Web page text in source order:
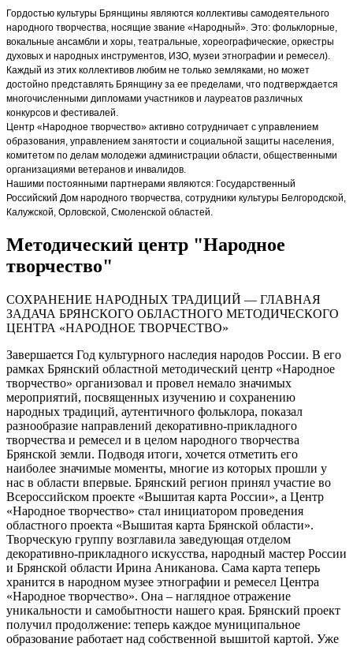
Гордостью культуры Брянщины являются коллективы самодеятельного
народного творчества, носящие звание «Народный». Это: фольклорные,
вокальные ансамбли и хоры, театральные, хореографические, оркестры
духовых и народных инструментов, ИЗО, музеи этнографии и ремесел).
Каждый из этих коллективов любим не только земляками, но может
достойно представлять Брянщину за ее пределами, что подтверждается
многочисленными дипломами участников и лауреатов различных
конкурсов и фестивалей.
Центр «Народное творчество» активно сотрудничает с управлением
образования, управлением занятости и социальной защиты населения,
комитетом по делам молодежи администрации области, общественными
организациями ветеранов и инвалидов.
Нашими постоянными партнерами являются: Государственный
Российский Дом народного творчества, сотрудники культуры Белгородской,
Калужской, Орловской, Смоленской областей.
Методический центр "Народное
творчество"
СОХРАНЕНИЕ НАРОДНЫХ ТРАДИЦИЙ — ГЛАВНАЯ
ЗАДАЧА БРЯНСКОГО ОБЛАСТНОГО МЕТОДИЧЕСКОГО
ЦЕНТРА «НАРОДНОЕ ТВОРЧЕСТВО»
Завершается Год культурного наследия народов России. В его рамках Брянский областной методический центр «Народное творчество» организовал и провел немало значимых мероприятий, посвященных изучению и сохранению народных традиций, аутентичного фольклора, показал разнообразие направлений декоративно-прикладного творчества и ремесел и в целом народного творчества Брянской земли. Подводя итоги, хочется отметить его наиболее значимые моменты, многие из которых прошли у нас в области впервые. Брянский регион принял участие во Всероссийском проекте «Вышитая карта России», а Центр «Народное творчество» стал инициатором проведения областного проекта «Вышитая карта Брянской области». Творческую группу возглавила заведующая отделом декоративно-прикладного искусства, народный мастер России и Брянской области Ирина Аниканова. Сама карта теперь хранится в народном музее этнографии и ремесел Центра «Народное творчество». Она – наглядное отражение уникальности и самобытности нашего края. Брянский проект получил продолжение: теперь каждое муниципальное образование работает над собственной вышитой картой. Уже готовы карты Трубчевского и Гордеевского районов, начата работа в Комаричском районе. На будущий год каждый уголок Брянского края обретет очертания вышитых карт. В День славянской письменности и культуры на Славянской площади Брянска открылась фотовыставка традиционного народного костюма Брянской области. Большие информационные стенды с фотографиями комплексов традиционных народных костюмов Брянского, Карачевского, Брасовского, Севского, Унечского, Суражского, Гордеевского районов, Жуковского муниципального и Новозыбковского городского округов могли увидеть гости и жители нашего города. Такой формат – под открытым небом, да еще и с интерактивной составляющей, когда каждый желающий буквально в любое время суток мог отсканировать QR-код и прочитать информацию о представленном комплексе одежды, в Брянске, в этой тематике, прошел впервые. Это стало возможным благодаря реализации регионального проекта «Творческие люди» национального проекта «Культура». «Книгой года» в нашем регионе стала первая часть издания «Традиционный народный костюм Брянской области конца ХIX – начала ХХ века», над которой работали специалисты Центра «Народное творчество» и департамента культуры Брянской области. Также совместный проект Брянского центра казачьей культуры и Центра «Народное творчество» – видеоцикл «Потоканка. Лоскутное одеяло памяти» – стал победителем Всероссийского конкурса визуального творчества «Русь нарядная» Министерства культуры Российской Федерации. В Санкт-Петербурге презентовали Антологию народной культуры. В нее вошли обряды и праздники, эпические сказания, ремесла, промысловые, песенные и танцевальные традиции – ровно 100 объектов нематериального этнокультурного достояния народов России. В их числе – архаичный весенний обряд похорон стрелы Новозыбковского района Брянской области. Как отметила директор Государственного российского Дома народного творчества им. В.Д. Поленова Тамара Пуртова, создание такой антологии – одно из ключевых событий Года культурного наследия, объединившее всю страну, благодаря общей работе удалось представить и собрать воедино живое наследие. В этом году в нашем регионе состоялись сразу четыре фольклорно-этнографические экспедиции в девять районов области: Дубровский, Жуковский, Навлинский, Рогнединский, Унечский, Красногорский, Суражский, Клинцовский и Мглинский. В них приняли участие специалисты из Центра русского фольклора ГРДНТ имени В.Д. Поленова, кафедры истории русской музыки Московской государственной консерватории имени П.И. Чайковского и заведующий сектором традиционной народной культуры регионального Центра «Народное творчество» Иван Булаткин. В ходе экспедиции участники беседовали с настоящими носителями традиций, сделали аудио- и видеозаписи песен, календарных праздников, свадебных обрядов в локальных разновидностях. Весь собранный материал пополнит в том числе архив фольклорно-этнографической базы Центра «Народное творчество», а также войдет в федеральный реестр – государственную информационную систему, созданную в целях учета, сохранения и изучения традиционной народной культуры. Зафиксированные образцы не только сохраняются на различных аудионосителях, но и публикуются. В этом году изданы сразу два выпуска из серии «Антология фольклора Брянской области», посвященные певческой традиции Стародубского и Злынковского районов Брянской области, и буклет «Народные песни Стародубского района Брянской области К.Г. Свитовой». Издания дополнены аудиоприложениями, в которых песни звучат в том объеме и контексте, как их довелось услышать и запечатлеть для потомков фольклористам во время этнографических экспедиций. Уникальные исторические аудиозаписи дополнены описаниями, полевыми комментариями, песенными текстами и фотографиями. В совокупности эти документы образуют объемную музыкально-этнографическую картину одного из ярких периодов жизни самобытной народно-певческой традиции. Экземпляры изданий распространяются среди образовательных и культурно-досуговых учреждений нашей области для дальнейшего их включения в работу кружков и фольклорных ансамблей. Впервые на базе Дворца культуры БМЗ Центра «Народное творчество» состоялся зональный отборочный этап Всероссийского фестиваля-конкурса любительских творческих коллективов в рамках национального проекта «Культура». Среди победителей – заслуженный коллектив народного творчества, народный ансамбль танца «Калинка». Он стал первым лауреатом в нашем регионе одного из крупнейших мероприятий национального проекта «Культура». Принимающую сторону поблагодарили за организацию и радушный прием в дни работы фестиваля-конкурса, за профессионализм и доброжелательность всех специалистов, участвовавших в подготовке и проведении данного мероприятия. Единый День фольклора, новый праздник, направленный на сохранение, развитие и популяризацию традиционной народной культуры, ярко и широко прошел во всех уголках региона. Фестивали, концертные программы и тематически акции с участием фольклорных коллективов сел и деревень организовали культурнодосуговые учреждения на местах. Народные музеи и комнаты крестьянского быта подготовили детские игровые программы, основанные на устном народном творчестве. Кроме этого, гостей ждали встречи с народными исполнителями, мастер-классы, выставки и экскурсии. В этой связи хочется отдельно отметить важную роль культурно-досуговых учреждений Брянской области, которые всегда являются активными участниками всех фестивалей, конкурсов, праздников, проектов, выставок, семинаров и творческих лабораторий, организованных Центром «Народное творчество». Не стали исключением и три областных грантовых проекта, посвященные Году культурного наследия народов России, реализованные в рамках регионального проекта «Творческие люди» национального проекта «Культура». Коллективы – обладатели гран-при – на средства грантовой поддержки в свои культурно-досуговые учреждения приобрели новые музыкальные инструменты и костюмы, современное техническое оборудование. Все это мотивирует каждый творческий коллектив региона, побуждает принимать участие в будущих фестивалях-конкурсах, в результате с каждым годом растет качество программ конкурсантов, уровень выступлений. Ярким примером развития и сохранения интереса к народной культуре на местах стало открытие в Жуковке Центра народной культуры и ручного ткачества. Здесь постоянно проходят мастер-классы по овладению навыками ткачества, экскурсии, в ходе которых сотрудники Центра приобщают посетителей к истокам русской народной культуры. Проект Жуковского культурно-досугового центра «Под знаком ткачества» вначале стал победителем регионального этапа, а потом и Всероссийского ведомственного проекта Министерства культуры Российской Федерации «Дом культуры. Новый формат», подпроекта программы «Культурная инициатива». Заслуженную награду – диплом лауреата III степени – получила директор Жуковского культурно-досугового центра Наталья Белова. 1 декабря в Совете Федерации Федерального Собрания Российской Федерации прошла встреча председателя верхней палаты парламента В.И. Матвиенко с руководителями центров народного творчества, домов и дворцов культуры, деятелями культуры и искусства. Одним из выступающих стал Иван Булаткин, руководитель народного семейного фольклорного ансамбля «Горошины», лауреат Премии Правительства РФ «Душа России», заслуженный работник культуры Брянской области, заведующий сектором традиционной народной культуры регионального Центра «Народное творчество». Он поделился с коллегами опытом работы с семейным коллективом, а также выступил с предложением о включении в программу поддержки культуры села обеспечение сельских домов культуры русскими народными музыкальными инструментами. Инициатива была одобрена на самом высоком уровне. Внимание государства к народной культуре, в том числе решение вопросов материально-технического обеспечения, способствует ее популяризации и формированию интереса у людей разных поколений. Особенно важно, что это находит живой отклик у молодежи. Так, в этом году созданы новые детские творческие коллективы: в культурно-досуговом центре Брасовского района известным на Брянщине музыкантом-виртуозом Александром Скворцовым был создан детский фольклорный ансамбль «Завалинка», в Кокоревском поселковом Доме культуры Суземского района был создан фольклорный ансамбль «Сударушка», в Троснянском сельском Доме культуры Жуковского района – фольклорный ансамбль «Карагод». При Брянском областном методическом центре «Народное творчество» начал свою работу фольклорный ансамбль «Семеюшка» под руководством известной певицы, автора и педагога Иванны Сычевой. Безусловно, изучение народной культуры не может регламентироваться одним годом, оно будет продолжаться, возвращение к народным истокам – основа культурной памяти народа, его бесценное наследие. И все-таки 2022 год – Год культурного наследия народов России – помог ярко представить все грани народного творчества, акцентировал на нем общее внимание, показав его возм